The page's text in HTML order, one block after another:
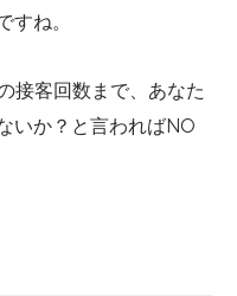
すね。
接客回数まで、あなた
いか？と言わればNO